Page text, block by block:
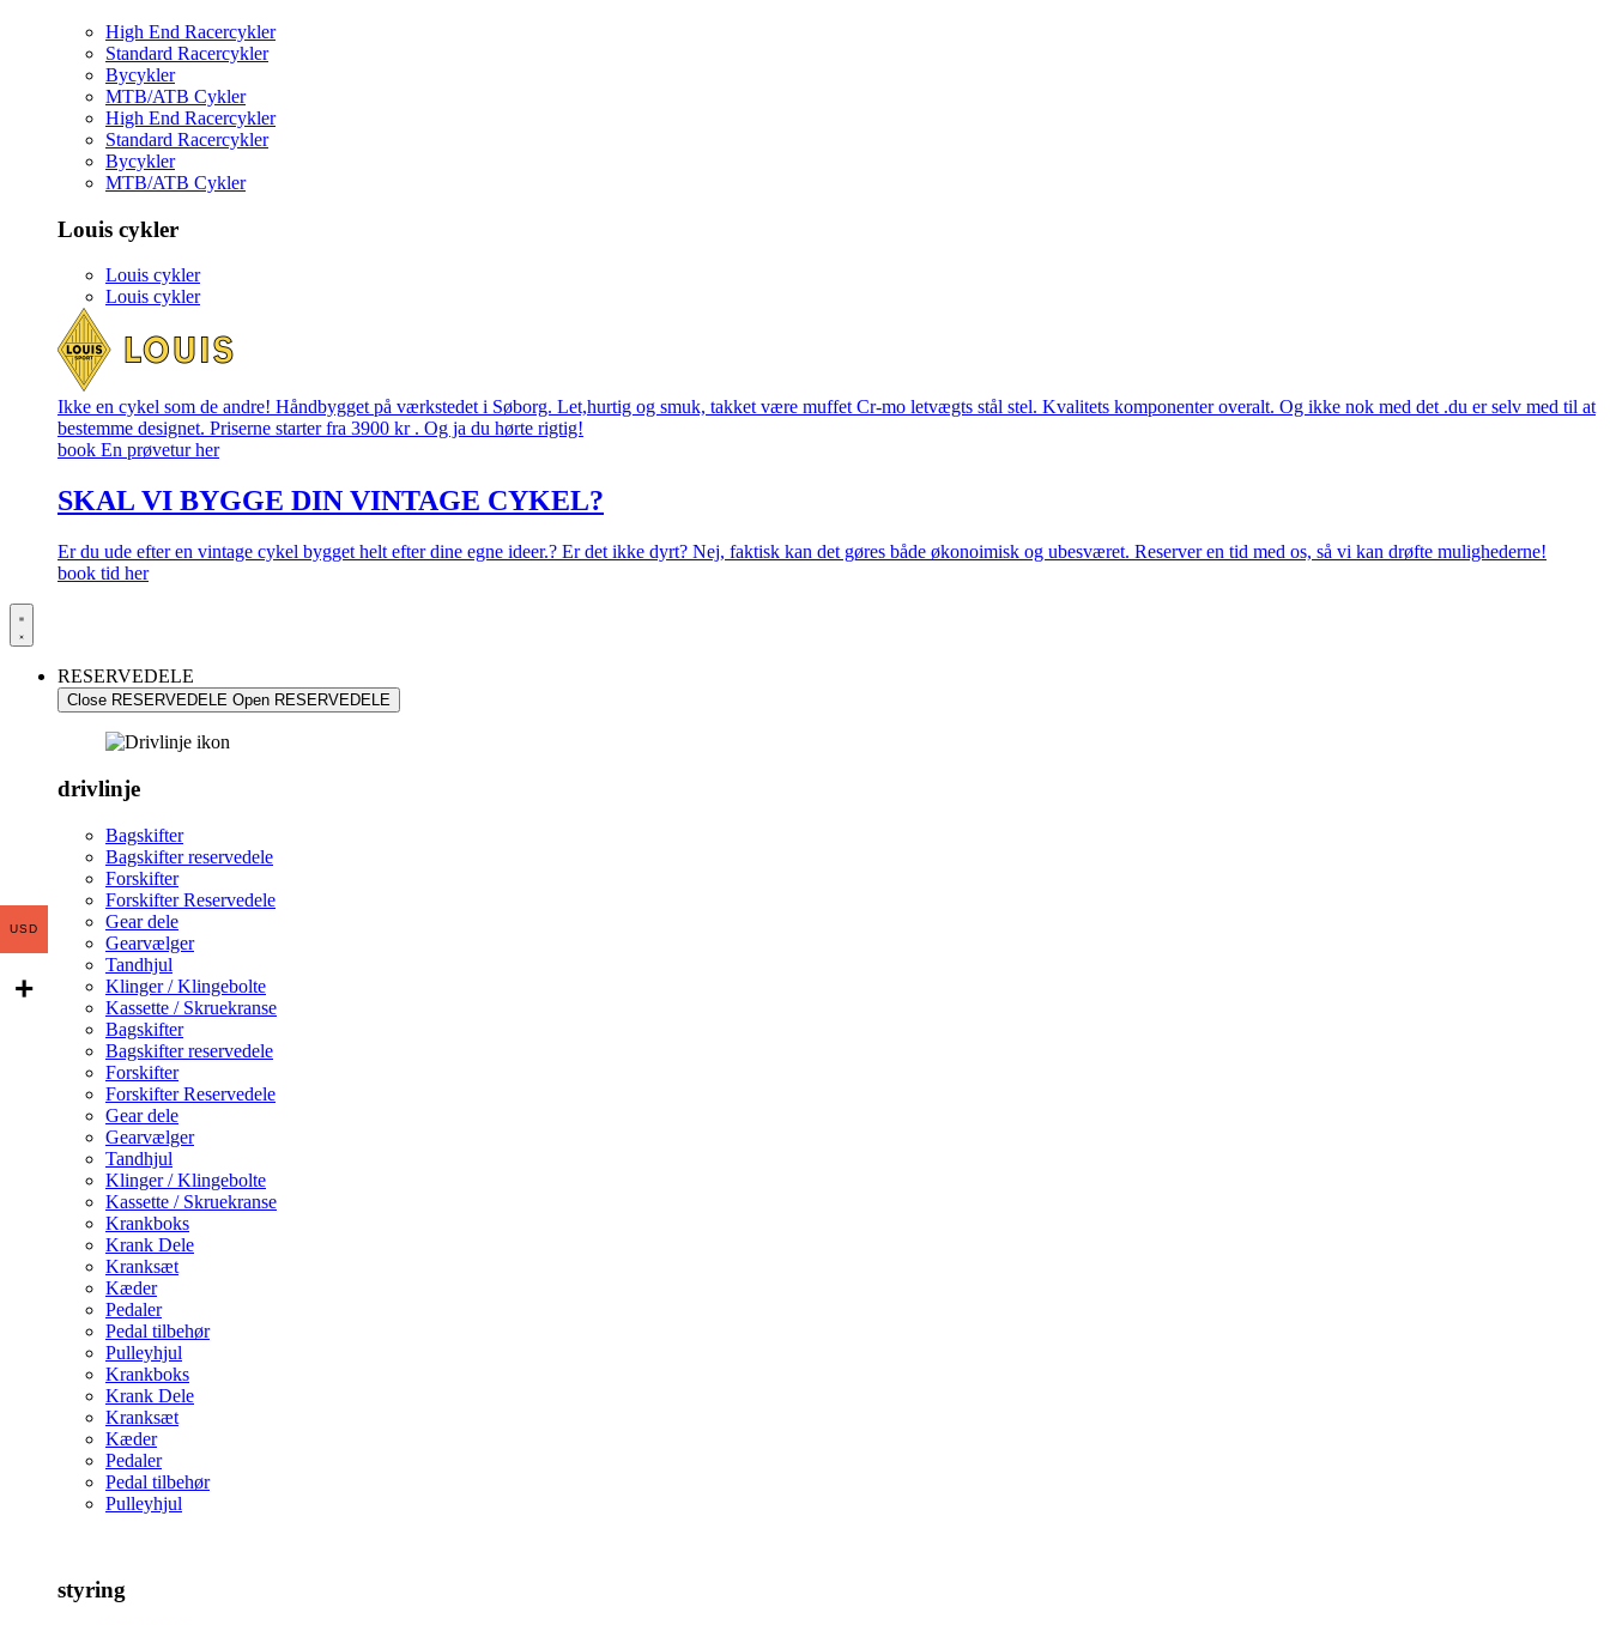
High End Racercykler
Standard Racercykler
Bycykler
MTB/ATB Cykler
High End Racercykler
Standard Racercykler
Bycykler
MTB/ATB Cykler
Louis cykler
Louis cykler
Louis cykler
Ikke en cykel som de andre! Håndbygget på værkstedet i Søborg. Let,hurtig og smuk, takket være muffet Cr-mo letvægts stål stel. Kvalitets komponenter overalt. Og ikke nok med det .du er selv med til at
bestemme designet. Priserne starter fra 3900 kr . Og ja du hørte rigtig!
book En prøvetur her
SKAL VI BYGGE DIN VINTAGE CYKEL?
Er du ude efter en vintage cykel bygget helt efter dine egne ideer.? Er det ikke dyrt? Nej, faktisk kan det gøres både økonoimisk og ubesværet. Reserver en tid med os, så vi kan drøfte mulighederne!
book tid her
RESERVEDELE
Close RESERVEDELE Open RESERVEDELE
drivlinje
Bagskifter
Bagskifter reservedele
Forskifter
Forskifter Reservedele
Gear dele
Gearvælger
Tandhjul
Klinger / Klingebolte
Kassette / Skruekranse
Bagskifter
Bagskifter reservedele
Forskifter
Forskifter Reservedele
Gear dele
Gearvælger
Tandhjul
Klinger / Klingebolte
Kassette / Skruekranse
Krankboks
Krank Dele
Kranksæt
Kæder
Pedaler
Pedal tilbehør
Pulleyhjul
Krankboks
Krank Dele
Kranksæt
Kæder
Pedaler
Pedal tilbehør
Pulleyhjul
styring
USD